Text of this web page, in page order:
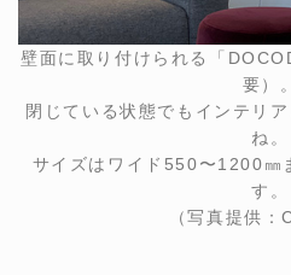
壁面に取り付けられる「
要）。
閉じている状態でもインテリ
ね。
サイズはワイド550〜1200㎜
す。
（写真提供：